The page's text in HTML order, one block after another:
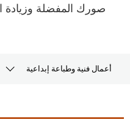
صورك المفضلة وزيادة
أعمال فنية وطباعة إبداعية